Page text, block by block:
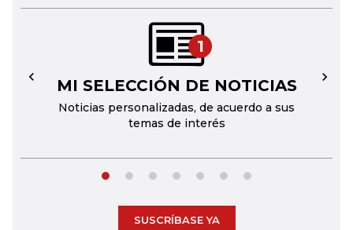
1
MI SELECCIÓN DE NOTICIAS
Noticias personalizadas, de acuerdo a sus
temas de interés
← →
SUSCRÍBASE YA